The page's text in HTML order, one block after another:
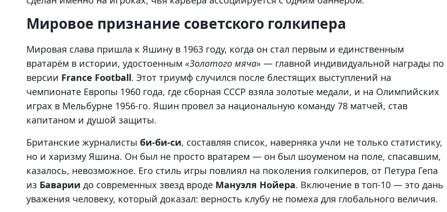
Мировое признание советского голкипера
Мировая слава пришла к Яшину в 1963 году, когда он стал первым и единственным
вратарём в истории, удостоенным «Золотого мяча» — главной индивидуальной награды по
версии France Football. Этот триумф случился после блестящих выступлений на
чемпионате Европы 1960 года, где сборная СССР взяла золотые медали, и на Олимпийских
играх в Мельбурне 1956-го. Яшин провел за национальную команду 78 матчей, став
капитаном и душой защиты.
Британские журналисты би-би-си, составляя список, наверняка учли не только статистику,
но и харизму Яшина. Он был не просто вратарем — он был шоуменом на поле, спасавшим,
казалось, невозможное. Его стиль игры повлиял на поколения голкиперов, от Петура Гепа
из Баварии до современных звезд вроде Мануэля Нойера. Включение в топ-10 — это дань
уважения человеку, который доказал: верность клубу не помеха для глобального величия.